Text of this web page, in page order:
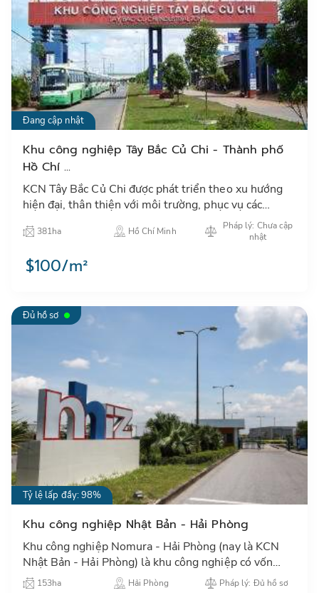
Đang cập nhật
Khu công nghiệp Tây Bắc Củ Chi - Thành phố
Hồ Chí ...
KCN Tây Bắc Củ Chi được phát triển theo xu hướng
hiện đại, thân thiện với môi trường, phục vụ các
ngành công nghiệp nhẹ, điện tử và các ngành công
nghệ cao có l…
381ha Hồ Chí Minh
Pháp lý: Chưa cập
nhật
$100/m²
Đủ hồ sơ
Tỷ lệ lấp đầy: 98%
Khu công nghiệp Nhật Bản - Hải Phòng
Khu công nghiệp Nomura - Hải Phòng (nay là KCN
Nhật Bản - Hải Phòng) là khu công nghiệp có vốn
đầu tư nước ngoài đầu tiên tại miền Bắc, với nhiều
153ha Hải Phòng Pháp lý: Đủ hồ sơ